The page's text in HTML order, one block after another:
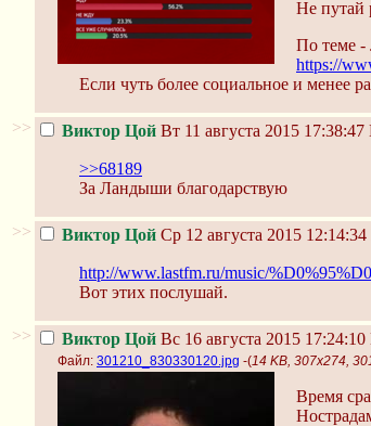
Не путай
По теме
https://
Если чуть более социальное и менее
>> Виктор Цой Вт 11 августа 2015 17:38:47
>>68189
За Ландыши благодарствую
>> Виктор Цой Ср 12 августа 2015 12:14:34
http://www.lastfm.ru/music/
Вот этих послушай.
>> Виктор Цой Вс 16 августа 2015 17:24:10
Файл: 301210_830330120.jpg -(14 KB, 307x274,
Время